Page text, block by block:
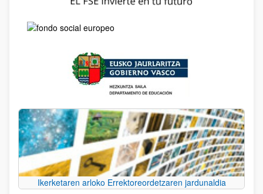
Ikerketaren arloko Errektoreordetzaren jardunaldia